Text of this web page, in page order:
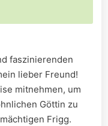
faszinierenden
lieber Freund!
mitnehmen, um
Göttin zu
Frigg.